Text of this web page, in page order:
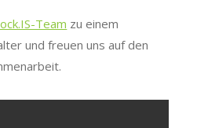
Team zu einem
und freuen uns auf den